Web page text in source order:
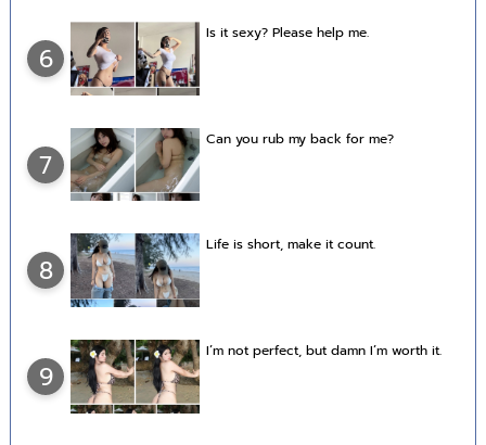
6
Is it sexy? Please help me.
7
Can you rub my back for me?
8
Life is short, make it count.
9
I’m not perfect, but damn I’m worth it.